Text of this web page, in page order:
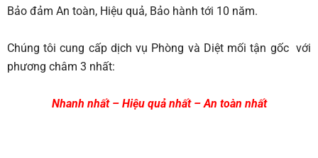
Bảo đảm An toàn, Hiệu quả, Bảo hành tới 10 năm.
Chúng tôi cung cấp dịch vụ Phòng và Diệt mối tận gốc với
phương châm 3 nhất:
Nhanh nhất – Hiệu quả nhất – An toàn nhất